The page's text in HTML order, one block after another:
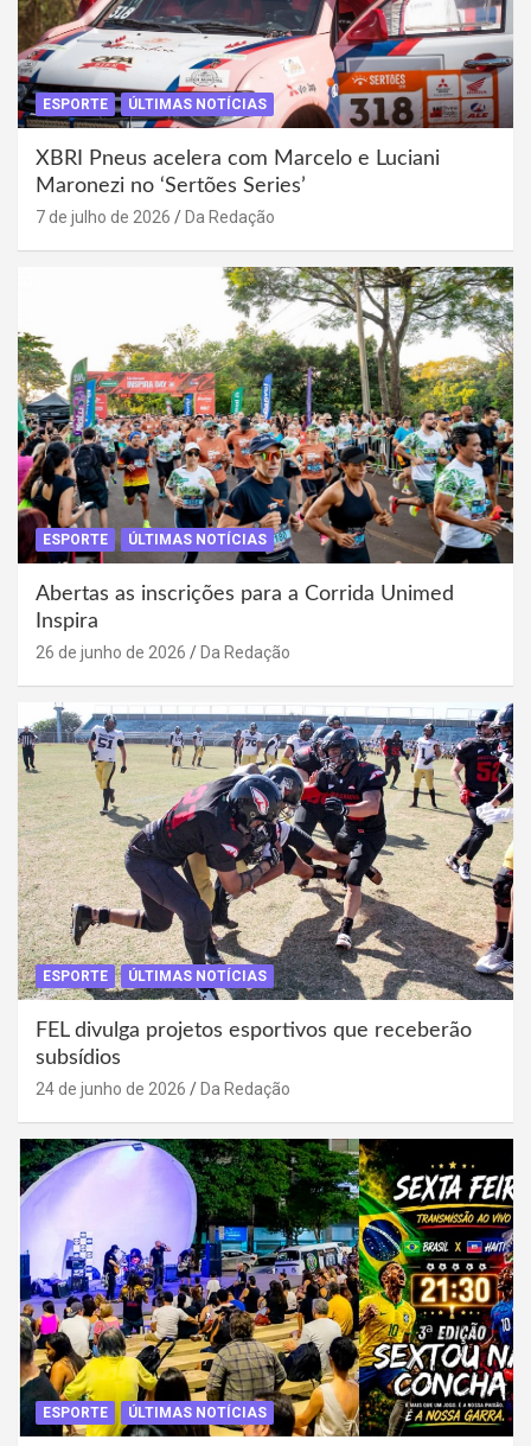
ESPORTE ÚLTIMAS NOTÍCIAS
XBRI Pneus acelera com Marcelo e Luciani
Maronezi no ‘Sertões Series’
7 de julho de 2026 Da Redação
ESPORTE ÚLTIMAS NOTÍCIAS
Abertas as inscrições para a Corrida Unimed
Inspira
26 de junho de 2026 Da Redação
ESPORTE ÚLTIMAS NOTÍCIAS
FEL divulga projetos esportivos que receberão
subsídios
24 de junho de 2026 Da Redação
ESPORTE ÚLTIMAS NOTÍCIAS